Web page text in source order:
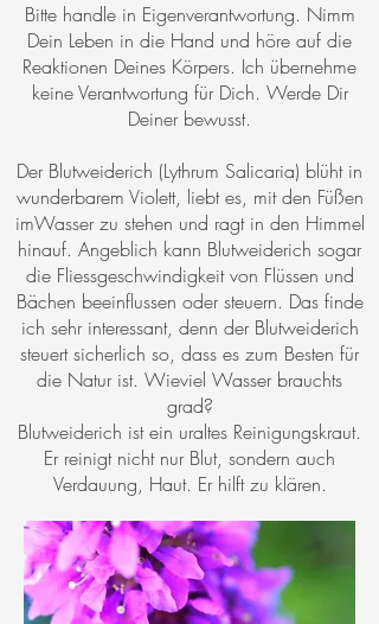
Bitte handle in Eigenverantwortung. Nimm
Dein Leben in die Hand und höre auf die
Reaktionen Deines Körpers. Ich übernehme
keine Verantwortung für Dich. Werde Dir
Deiner bewusst.
Der Blutweiderich (Lythrum Salicaria) blüht in
wunderbarem Violett, liebt es, mit den Füßen
imWasser zu stehen und ragt in den Himmel
hinauf. Angeblich kann Blutweiderich sogar
die Fliessgeschwindigkeit von Flüssen und
Bächen beeinflussen oder steuern. Das finde
ich sehr interessant, denn der Blutweiderich
steuert sicherlich so, dass es zum Besten für
die Natur ist. Wieviel Wasser brauchts
grad?
Blutweiderich ist ein uraltes Reinigungskraut.
Er reinigt nicht nur Blut, sondern auch
Verdauung, Haut. Er hilft zu klären.